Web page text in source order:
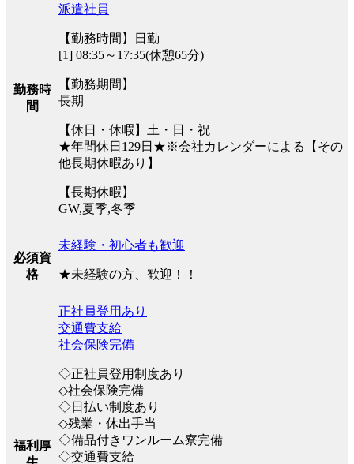
勤務時
間
派遣社員
【勤務時間】日勤
[1] 08:35～17:35(休憩65分)
【勤務期間】
長期
【休日・休暇】土・日・祝
★年間休日129日★※会社カレンダーによる【その
他長期休暇あり】
【長期休暇】
GW,夏季,冬季
必須資
格
未経験・初心者も歓迎
★未経験の方、歓迎！！
福利厚
正社員登用あり
交通費支給
社会保険完備
◇正社員登用制度あり
◇社会保険完備
◇日払い制度あり
◇残業・休出手当
◇備品付きワンルーム寮完備
◇交通費支給